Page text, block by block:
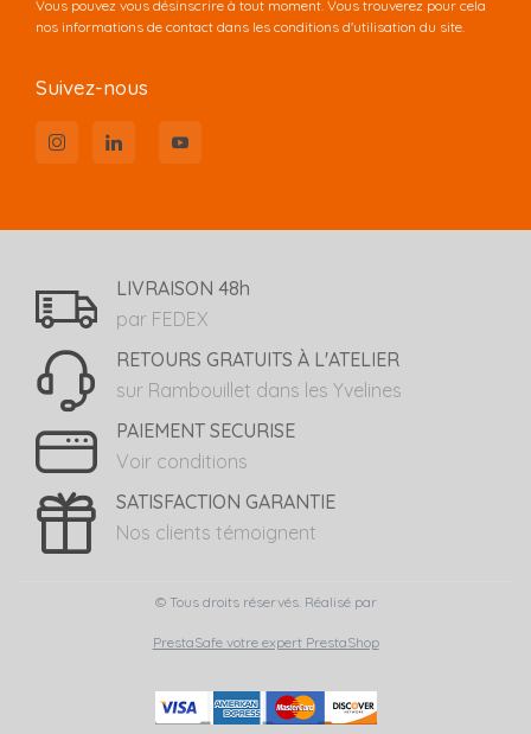
Vous pouvez vous désinscrire à tout moment. Vous trouverez pour cela
nos informations de contact dans les conditions d'utilisation du site.
Suivez-nous
LIVRAISON 48h
par FEDEX
RETOURS GRATUITS À L'ATELIER
sur Rambouillet dans les Yvelines
PAIEMENT SECURISE
Voir conditions
SATISFACTION GARANTIE
Nos clients témoignent
© Tous droits réservés. Réalisé par
PrestaSafe votre expert PrestaShop